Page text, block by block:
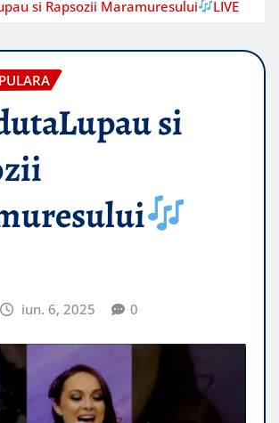
si Rapsozii Maramuresului
LIVE
si
iun. 6, 2025 0